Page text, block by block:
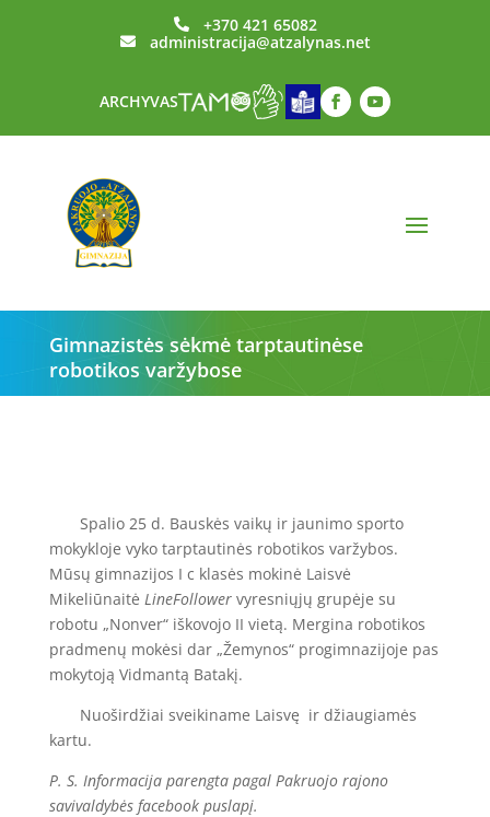
 +370 421 65082
 administracija@atzalynas.net
ARCHYVAS
Gimnazistės sėkmė tarptautinėse
robotikos varžybose
Spalio 25 d. Bauskės vaikų ir jaunimo sporto
mokykloje vyko tarptautinės robotikos varžybos.
Mūsų gimnazijos I c klasės mokinė Laisvė
Mikeliūnaitė LineFollower vyresniųjų grupėje su
robotu „Nonver“ iškovojo II vietą. Mergina robotikos
pradmenų mokėsi dar „Žemynos“ progimnazijoje pas
mokytoją Vidmantą Batakį.
Nuoširdžiai sveikiname Laisvę ir džiaugiamės
kartu.
P. S. Informacija parengta pagal Pakruojo rajono
savivaldybės facebook puslapį.